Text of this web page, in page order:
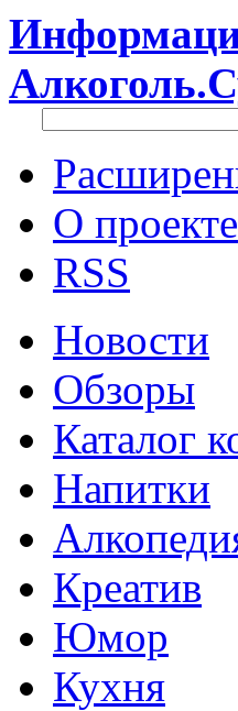
О проекте
RSS
Новости
Обзоры
Каталог
Напитки
Креатив
Юмор
Кухня